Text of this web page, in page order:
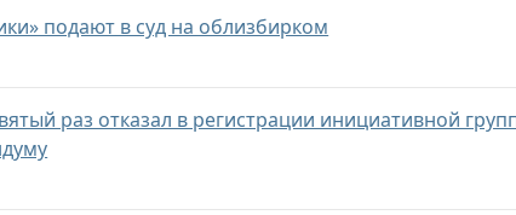
подают в суд на облизбирком
раз отказал в регистрации инициативной